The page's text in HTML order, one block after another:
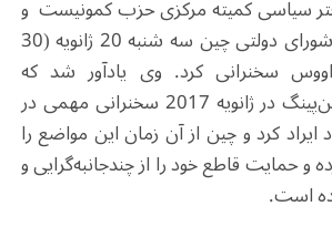
سیاسی کمیته مرکزی حزب کمونیست و
معاون نخست ‌وزیر شورای دولتی چین سه شنبه 20 ژانویه (30
سخنرانی کرد. وی یادآور شد که
رئیس‌جمهور شی جین‌پینگ در ژانویه 2017 سخنرانی مهمی در
کرد و چین از آن زمان این مواضع را
و حمایت قاطع خود را از چندجانبه‌گرایی و
است.